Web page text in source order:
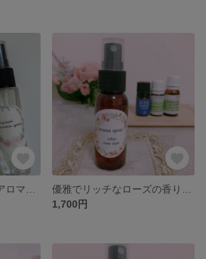
1,700円